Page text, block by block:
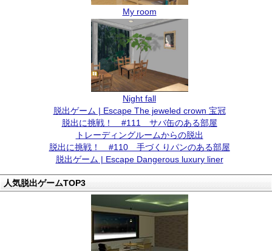
My room
Night fall
脱出ゲーム | Escape The jeweled crown 宝冠
脱出に挑戦！ #111 サバ缶のある部屋
トレーディングルームからの脱出
脱出に挑戦！ #110 手づくりパンのある部屋
脱出ゲーム | Escape Dangerous luxury liner
人気脱出ゲームTOP3